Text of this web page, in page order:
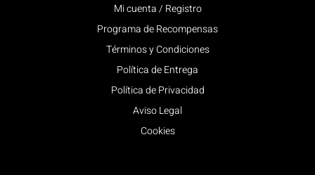
Mi cuenta / Registro
Programa de Recompensas
Términos y Condiciones
Política de Entrega
Política de Privacidad
Aviso Legal
Cookies